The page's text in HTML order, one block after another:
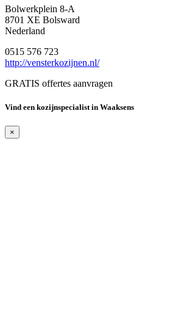
Bolwerkplein 8-A
8701 XE Bolsward
Nederland
0515 576 723
http://vensterkozijnen.nl/
GRATIS offertes aanvragen
Vind een kozijnspecialist in Waaksens
×